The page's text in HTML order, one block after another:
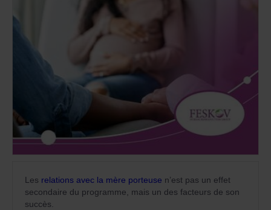
Les relations avec la mère porteuse n’est pas un effet
secondaire du programme, mais un des facteurs de son
succès.